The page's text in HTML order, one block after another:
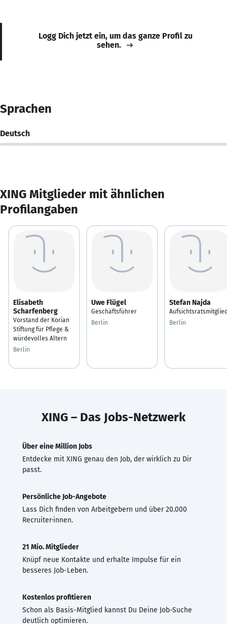
Logg Dich jetzt ein, um das ganze Profil zu
sehen.
Sprachen
Deutsch
XING Mitglieder mit ähnlichen
Profilangaben
Elisabeth
Scharfenberg
Vorstand der Korian
Stiftung für Pflege &
würdevolles Altern
Berlin
Uwe Flügel
Geschäftsführer
Berlin
Stefan Najda
Berlin
XING – Das Jobs-Netzwerk
Über eine Million Jobs
Entdecke mit XING genau den Job, der wirklich zu Dir
passt.
Persönliche Job-Angebote
Lass Dich finden von Arbeitgebern und über 20.000
Recruiter·innen.
21 Mio. Mitglieder
Knüpf neue Kontakte und erhalte Impulse für ein
besseres Job-Leben.
Kostenlos profitieren
Schon als Basis-Mitglied kannst Du Deine Job-Suche
deutlich optimieren.